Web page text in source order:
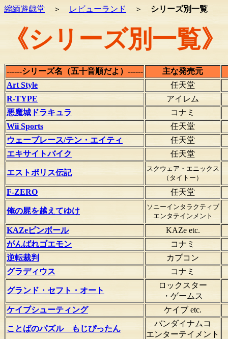
縮緬遊戯堂 ＞ レビューランド ＞ シリーズ別一覧
《シリーズ別一覧》
------シリーズ名（五十音順だよ）------
主な発売元
Art Style
任天堂
R-TYPE
アイレム
悪魔城ドラキュラ
コナミ
Wii Sports
任天堂
ウェーブレース/テン・エイティ
任天堂
エキサイトバイク
任天堂
エストポリス伝記
スクウェア・エニックス
（タイトー）
F-ZERO 任天堂
俺の屍を越えてゆけ
ソニーインタラクティブ
エンタテインメント
KAZeピンボール
KAZe etc.
がんばれゴエモン
コナミ
逆転裁判
カプコン
グラディウス
コナミ
グランド・セフト・オート
ロックスター
・ゲームス
ケイブシューティング
ケイブ etc.
ことばのパズル もじぴったん
バンダイナムコ
エンターテイメント